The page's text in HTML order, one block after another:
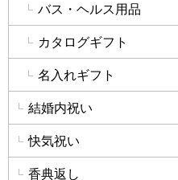
バス・ヘルス用品
カタログギフト
名入れギフト
結婚内祝い
快気祝い
香典返し